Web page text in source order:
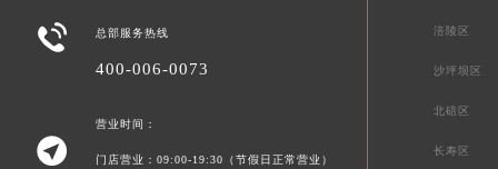
 总部服务热线
400-006-0073

营业时间：
门店营业：09:00-19:30（节假日正常营业）
涪陵区
沙坪坝区
北碚区
长寿区